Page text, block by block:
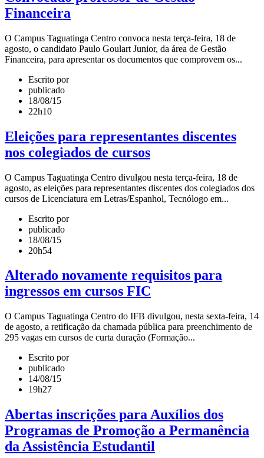
Financeira
O Campus Taguatinga Centro convoca nesta terça-feira, 18 de
agosto, o candidato Paulo Goulart Junior, da área de Gestão
Financeira, para apresentar os documentos que comprovem os...
Escrito por
publicado
18/08/15
22h10
Eleições para representantes discentes
nos colegiados de cursos
O Campus Taguatinga Centro divulgou nesta terça-feira, 18 de
agosto, as eleições para representantes discentes dos colegiados dos
cursos de Licenciatura em Letras/Espanhol, Tecnólogo em...
Escrito por
publicado
18/08/15
20h54
Alterado novamente requisitos para
ingressos em cursos FIC
O Campus Taguatinga Centro do IFB divulgou, nesta sexta-feira, 14
de agosto, a retificação da chamada pública para preenchimento de
295 vagas em cursos de curta duração (Formação...
Escrito por
publicado
14/08/15
19h27
Abertas inscrições para Auxílios dos
Programas de Promoção a Permanência
da Assistência Estudantil